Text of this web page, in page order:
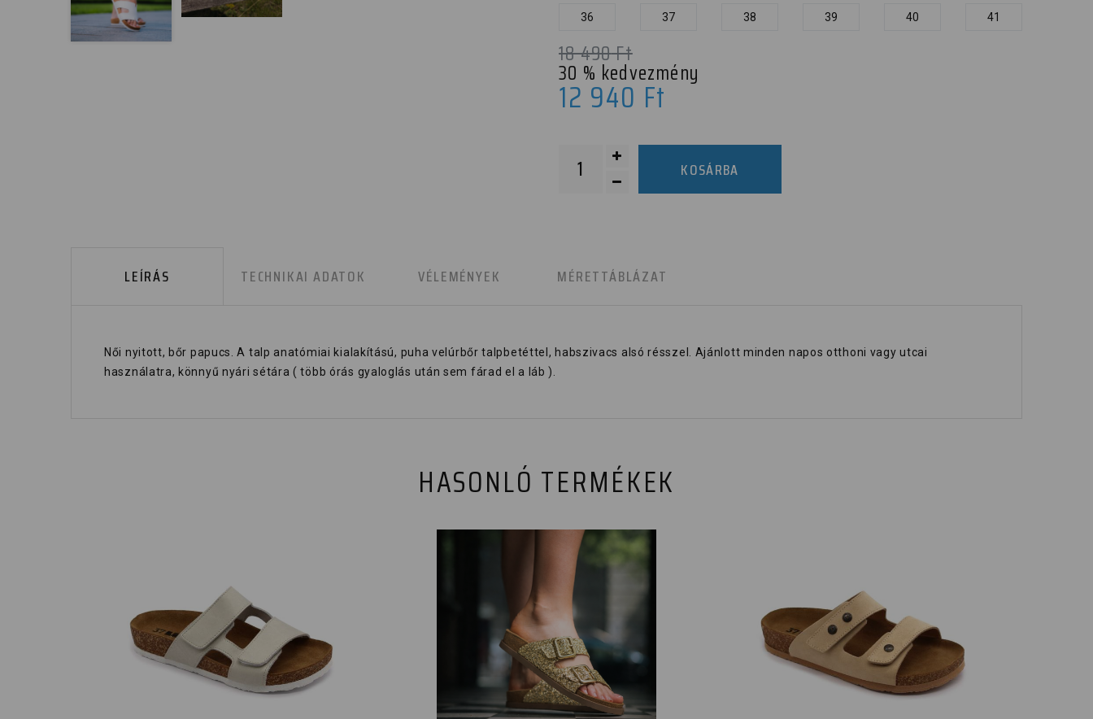
36 37 38 39 40 41
18 490Ft
30 % kedvezmény
12 940 Ft
KOSÁRBA
LEÍRÁS TECHNIKAI ADATOK VÉLEMÉNYEK MÉRETTÁBLÁZAT
Női nyitott, bőr papucs. A talp anatómiai kialakítású, puha velúrbőr talpbetéttel, habszivacs alsó résszel. Ajánlott minden napos otthoni vagy utcai
használatra, könnyű nyári sétára ( több órás gyaloglás után sem fárad el a láb ).
HASONLÓ TERMÉKEK